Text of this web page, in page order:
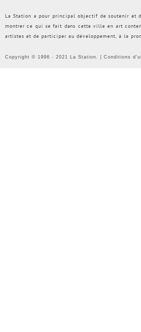
La Station a pour principal objectif de soutenir et
montrer ce qui se fait dans cette ville en art
artistes et de participer au développement, à la
Copyright © 1996 - 2021 La Station. | Conditions